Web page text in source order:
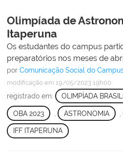
Olimpíada de
Itaperuna
Os estudantes do campus
preparatórios nos meses de
por Comunicação Social do
modificação em 19/05/2023 19h00
registrado em: OLIMPÍADA
OBA 2023 ASTRONOMIA
IFF ITAPERUNA